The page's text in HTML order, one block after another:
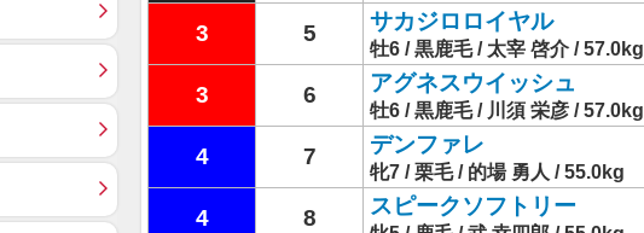
3 5 サカジロロイヤル
牡6 / 黒鹿毛 / 太宰 啓介 / 57.0kg
3 6 アグネスウイッシュ
牡6 / 黒鹿毛 / 川須 栄彦 / 57.0kg
4 7 デンファレ
牝7 / 栗毛 / 的場 勇人 / 55.0kg
4 8 スピークソフトリー